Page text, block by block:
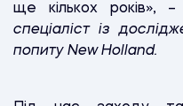
ще кількох років»,
спеціаліст із
попиту New Holland.